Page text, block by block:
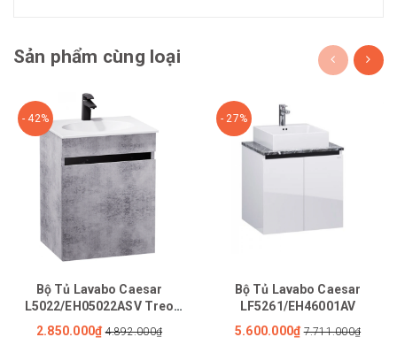
Sản phẩm cùng loại
- 42%
Bộ Tủ Lavabo Caesar
L5022/EH05022ASV Treo
Tường
2.850.000₫ 4.892.000₫
- 27%
Bộ Tủ Lavabo Caesar
LF5261/EH46001AV
5.600.000₫ 7.711.000₫